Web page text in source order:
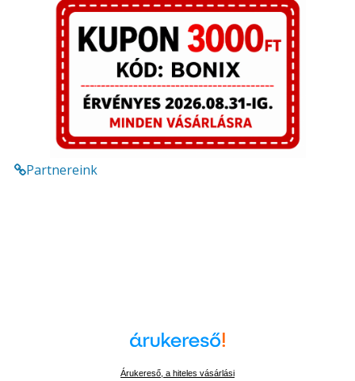
Partnereink
Árukereső, a hiteles vásárlási